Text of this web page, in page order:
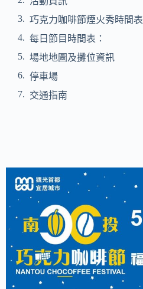
巧克力咖啡節煙火秀時間表
每日節目時間表：
場地地圖及攤位資訊
停車場
交通指南